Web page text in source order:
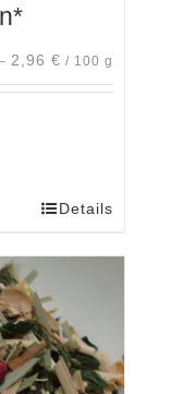
2,96 € / 100 g
Details